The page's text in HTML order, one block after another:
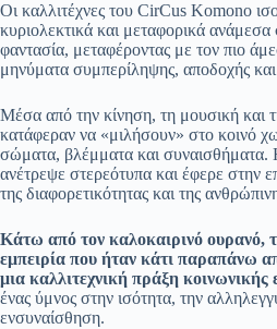
Οι καλλιτέχνες του CirCus Komono
κυριολεκτικά και μεταφορικά ανάμεσα
φαντασία, μεταφέροντας με τον πιο
μηνύματα συμπερίληψης, αποδοχής
Μέσα από την κίνηση, τη μουσική και
κατάφεραν να «μιλήσουν» στο κοινό
σώματα, βλέμματα και
ανέτρεψε στερεότυπα και έφερε στην
της διαφορετικότητας και της
Κάτω από τον καλοκαιρινό ουρανό,
εμπειρία που ήταν κάτι παραπάνω
μια καλλιτεχνική πράξη κοινωνικής
ένας ύμνος στην ισότητα, την
ενσυναίσθηση.